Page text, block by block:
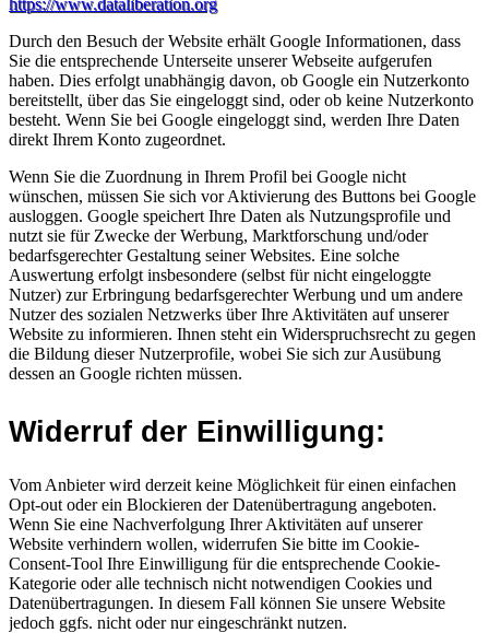
https://www.dataliberation.org
Durch den Besuch der Website erhält Google Informationen, dass
Sie die entsprechende Unterseite unserer Webseite aufgerufen
haben. Dies erfolgt unabhängig davon, ob Google ein Nutzerkonto
bereitstellt, über das Sie eingeloggt sind, oder ob keine Nutzerkonto
besteht. Wenn Sie bei Google eingeloggt sind, werden Ihre Daten
direkt Ihrem Konto zugeordnet.
Wenn Sie die Zuordnung in Ihrem Profil bei Google nicht
wünschen, müssen Sie sich vor Aktivierung des Buttons bei Google
ausloggen. Google speichert Ihre Daten als Nutzungsprofile und
nutzt sie für Zwecke der Werbung, Marktforschung und/oder
bedarfsgerechter Gestaltung seiner Websites. Eine solche
Auswertung erfolgt insbesondere (selbst für nicht eingeloggte
Nutzer) zur Erbringung bedarfsgerechter Werbung und um andere
Nutzer des sozialen Netzwerks über Ihre Aktivitäten auf unserer
Website zu informieren. Ihnen steht ein Widerspruchsrecht zu gegen
die Bildung dieser Nutzerprofile, wobei Sie sich zur Ausübung
dessen an Google richten müssen.
Widerruf der Einwilligung:
Vom Anbieter wird derzeit keine Möglichkeit für einen einfachen
Opt-out oder ein Blockieren der Datenübertragung angeboten.
Wenn Sie eine Nachverfolgung Ihrer Aktivitäten auf unserer
Website verhindern wollen, widerrufen Sie bitte im Cookie-
Consent-Tool Ihre Einwilligung für die entsprechende Cookie-
Kategorie oder alle technisch nicht notwendigen Cookies und
Datenübertragungen. In diesem Fall können Sie unsere Website
jedoch ggfs. nicht oder nur eingeschränkt nutzen.